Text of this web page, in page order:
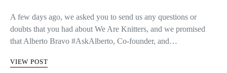
A few days ago, we asked you to send us any questions or
doubts that you had about We Are Knitters, and we promised
that Alberto Bravo #AskAlberto, Co-founder, and…
VIEW POST